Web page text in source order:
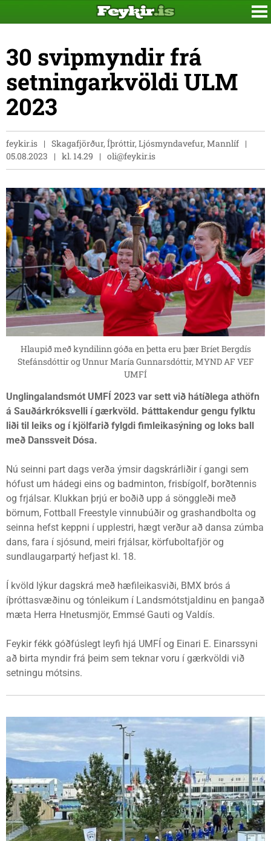
30 svipmyndir frá
setningarkvöldi ULM
2023
feykir.is
Skagafjörður, Íþróttir, Ljósmyndavefur, Mannlíf
05.08.2023
kl. 14.29 oli@feykir.is
Hlaupið með kyndilinn góða en þetta eru þær Bríet Bergdís
Stefánsdóttir og Unnur María Gunnarsdóttir, MYND AF VEF
UMFÍ
Unglingalandsmót UMFÍ 2023 var sett við hátíðlega athöfn
á Sauðárkróksvelli í gærkvöld. Þátttakendur gengu fylktu
liði til leiks og í kjölfarið fylgdi fimleikasýning og loks ball
með Danssveit Dósa.
Nú seinni part dags verða ýmsir dagskrárliðir í gangi sem
hófust um hádegi eins og badminton, frisbígolf, borðtennis
og frjálsar. Klukkan þrjú er boðið upp á sönggleði með
börnum, Fottball Freestyle vinnubúðir og grashandbolta og
seinna hefst keppni í upplestri, hægt verður að dansa zúmba
dans, fara í sjósund, meiri frjálsar, körfuboltafjör og
sundlaugarpartý hefjast kl. 18.
Í kvöld lýkur dagskrá með hæfileikasviði, BMX brós á
íþróttasvæðinu og tónleikum í Landsmótstjaldinu en þangað
mæta Herra Hnetusmjör, Emmsé Gauti og Valdís.
Feykir fékk góðfúslegt leyfi hjá UMFÍ og Einari E. Einarssyni
að birta myndir frá þeim sem teknar voru í gærkvöldi við
setningu mótsins.